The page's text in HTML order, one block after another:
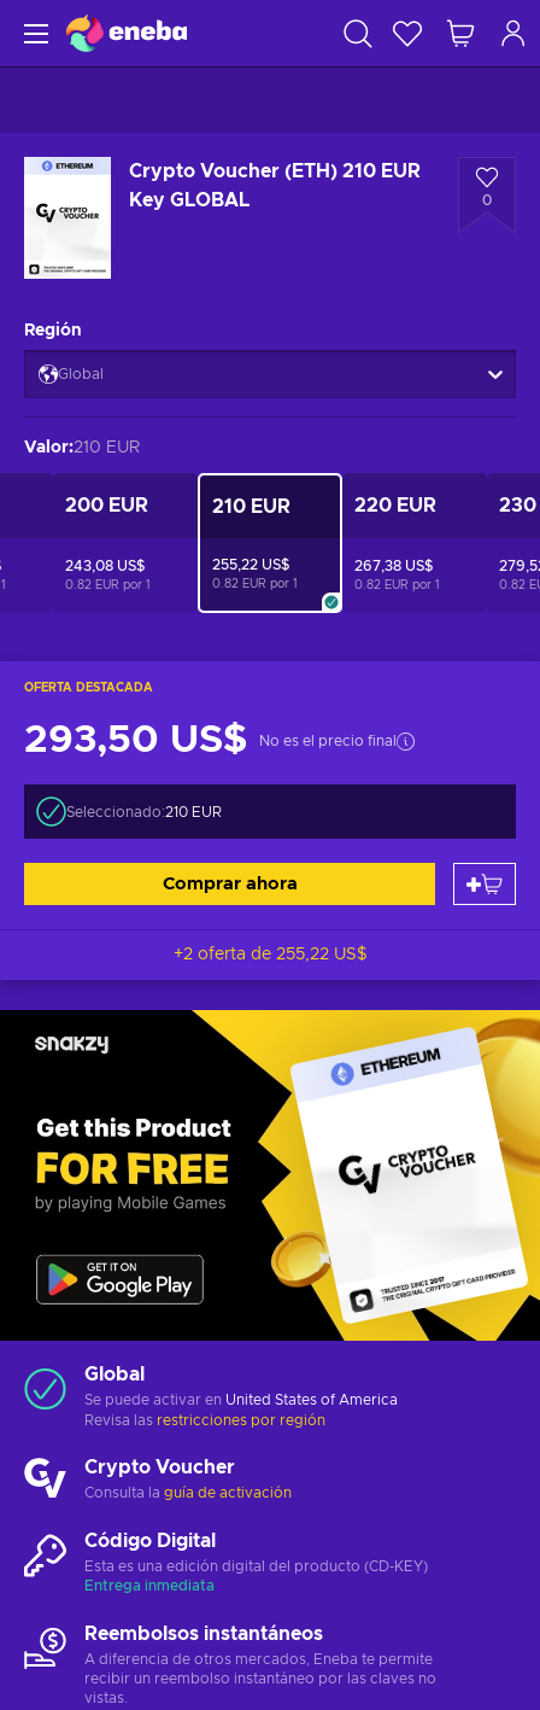
Crypto Voucher (ETH) 210 EUR
Key GLOBAL
0
OFERTA DESTACADA
293,50 US$ No es el precio final
Seleccionado:210 EUR
Comprar ahora
+2 oferta de 255,22 US$
Global
Se puede activar en United States of America
Revisa las restricciones por región
Crypto Voucher
Consulta la guía de activación
Código Digital
Esta es una edición digital del producto (CD-KEY)
Entrega inmediata
Reembolsos instantáneos
A diferencia de otros mercados, Eneba te permite
recibir un reembolso instantáneo por las claves no
vistas.
Región
Global
Valor:210 EUR
1
200 EUR
243,08 US$
0.82 EUR por 1
210 EUR
255,22 US$
0.82 EUR por 1
220 EUR
267,38 US$
0.82 EUR por 1
230
0.82